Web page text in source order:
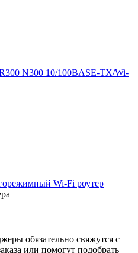
N300 10/100BASE-TX/Wi-
Wi-Fi роутер
обязательно свяжутся с
или помогут подобрать